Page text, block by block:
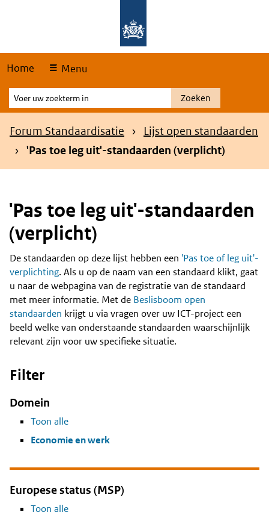
Home Menu
Voer
uw
zoekterm
Zoeken
Kruimelpad
Forum Standaardisatie
Lijst open standaarden
'Pas toe leg uit'-standaarden (verplicht)
'Pas toe leg uit'-standaarden
(verplicht)
Content
De standaarden op deze lijst hebben een 'Pas toe of leg uit'-
verplichting. Als u op de naam van een standaard klikt, gaat
u naar de webpagina van de registratie van de standaard
met meer informatie. Met de Beslisboom open
standaarden krijgt u via vragen over uw ICT-project een
beeld welke van onderstaande standaarden waarschijnlijk
relevant zijn voor uw specifieke situatie.
Filter
Domein
Toon alle
Economie en werk
Europese status (MSP)
Toon alle